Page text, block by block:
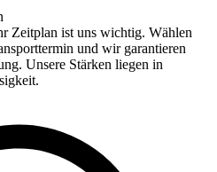
Zeitplan ist uns wichtig. Wählen
und wir garantieren
Unsere Stärken liegen in